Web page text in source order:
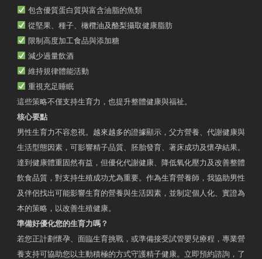
包含優質蛋白質與富含油脂的魚類
從堅果、種子、橄欖油及酪梨攝取健康脂肪
限制高度加工食品與添加糖
減少過量飲酒
維持規律體能活動
重視充足睡眠
這些策略不僅支持生育力，也提升整體健康與福祉。
核心要點
男性生育力不容忽視。越來越多的證據顯示，父方營養、代謝健康與
生活型態因素，可影響精子品質、胚胎發育、著床成功及懷孕結果。
達到健康體重固然有益，但優化代謝健康、降低氧化壓力及改善整體
飲食品質，對支持生殖成功尤為重要。作為生育營養師，我協助男性
及伴侶找出可能影響生育的營養與生活因素，並制定個人化、實證為
本的策略，以改善生殖健康。
準備好優化您的生育力嗎？
若您正計劃懷孕、面臨生育挑戰，或準備接受試管嬰兒療程，專業營
養支持可協助您以主動積極的方式守護精子健康。立即預約諮詢，了